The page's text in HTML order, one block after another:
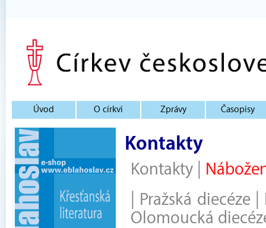
Úvod O církvi Zprávy Časopisy
Kontakty
Kontakty
Pražská diecéze|
Olomoucká